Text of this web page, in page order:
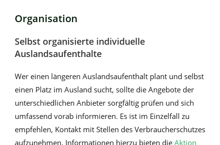
Organisation
Selbst organisierte individuelle
Auslandsaufenthalte
Wer einen längeren Auslandsaufenthalt plant und selbst
einen Platz im Ausland sucht, sollte die Angebote der
unterschiedlichen Anbieter sorgfältig prüfen und sich
umfassend vorab informieren. Es ist im Einzelfall zu
empfehlen, Kontakt mit Stellen des Verbraucherschutzes
aufzunehmen. Informationen hierzu bieten die Aktion